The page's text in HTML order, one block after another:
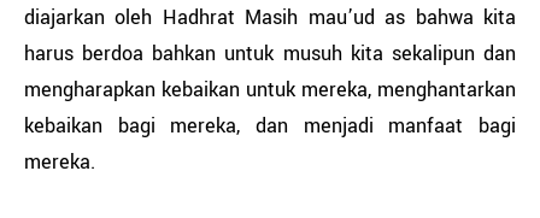
diajarkan oleh Hadhrat Masih mau’ud as bahwa kita
harus berdoa bahkan untuk musuh kita sekalipun dan
mengharapkan kebaikan untuk mereka, menghantarkan
kebaikan bagi mereka, dan menjadi manfaat bagi
mereka.